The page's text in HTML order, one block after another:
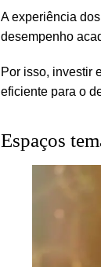
A experiência
desempenho
Por isso, investir
eficiente para o
Espaços